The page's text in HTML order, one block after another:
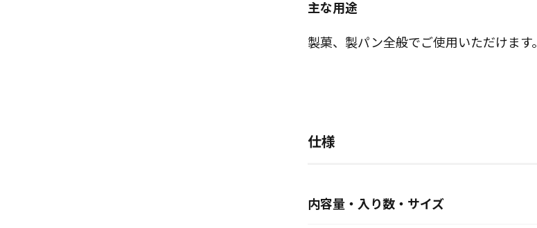
主な用途
製菓、製パン全般でご使用いただけます。
仕様
内容量・入り数・サイズ